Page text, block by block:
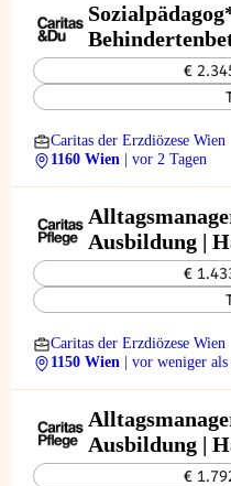
Studenygasse
€
Caritas der Erzdiözese Wien
1160 Wien
| vor 2 Tagen
Ausbildung |
€
Caritas der Erzdiözese Wien
1150 Wien
| vor weniger
Ausbildung |
€